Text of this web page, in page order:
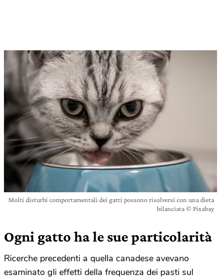
Molti disturbi comportamentali dei gatti possono risolversi con una dieta
bilanciata © Pixabay
Ogni gatto ha le sue particolarità
Ricerche precedenti a quella canadese avevano
esaminato gli effetti della frequenza dei pasti sul